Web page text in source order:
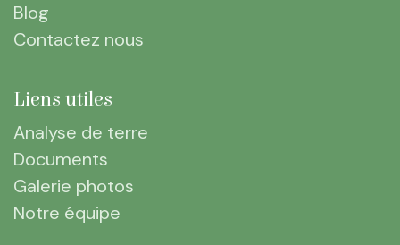
Blog
Contactez nous
Liens utiles
Analyse de terre
Documents
Galerie photos
Notre équipe